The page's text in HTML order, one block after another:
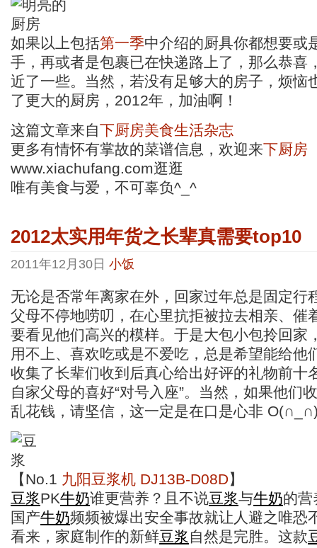
如果以上包括第一季中介绍的厨具你都想要或
手，再或者是包裹已在快递路上了，那么恭喜
近了一些。当然，若没有足够大的房子，烦恼
了更大的厨房，2012年，加油啊！
这篇文章来自下厨房美食生活杂志
更多有情怀有掌故的菜谱信息，欢迎来下厨房
www.xiachufang.com逛逛
唯有美食与爱，不可辜负^_^
2012太实用年货之长辈真需要top10
2011年12月30日 小饭
无论是否常年离家在外，回家过年总是固定行
父母不停地唠叨，在心里抗拒被拉去相亲、催
要看见他们高兴的模样。于是大包小包拎回家
用不上、喜欢吃或是不爱吃，总是希望能给他
收集了长辈们收到后真心给出好评的礼物前十
自家父母的喜好“对号入座”。当然，如果他们
乱花钱，请坚信，这一定是在口是心非
【No.1 九阳豆浆机 DJ13B-D08D】
豆浆PK牛奶谁更营养？且不说豆浆与牛奶的营
国产牛奶频频被爆出安全事故就让人避之唯恐
看来，家庭制作的新鲜豆浆 自然是完胜。这款